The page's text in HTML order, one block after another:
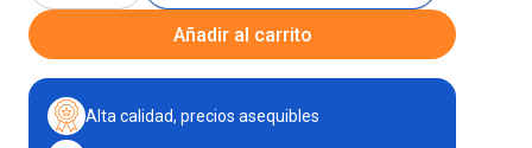
Añadir al carrito
Alta calidad, precios asequibles